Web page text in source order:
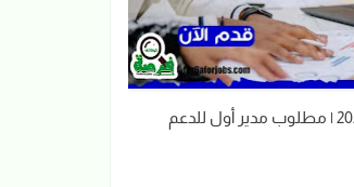
وظائف سوداني 2026 | مطلوب مدير أول للدعم